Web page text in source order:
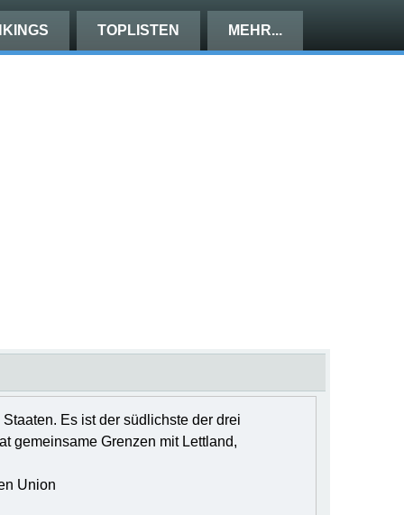
TOPLISTEN MEHR...
Es ist der südlichste der drei
gemeinsame Grenzen mit Lettland,
Union